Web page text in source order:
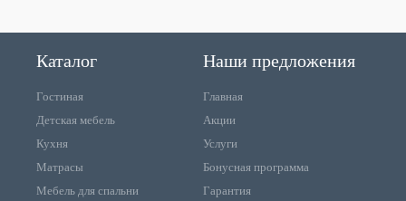
Каталог
Гостиная
Детская мебель
Кухня
Матрасы
Мебель для спальни
Наши предложения
Главная
Акции
Услуги
Бонусная программа
Гарантия